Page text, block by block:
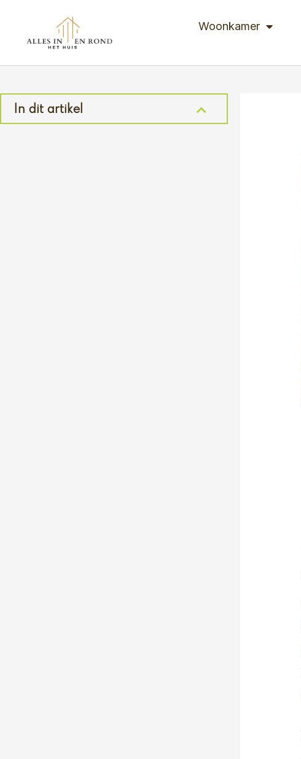
Woonkamer
In dit artikel